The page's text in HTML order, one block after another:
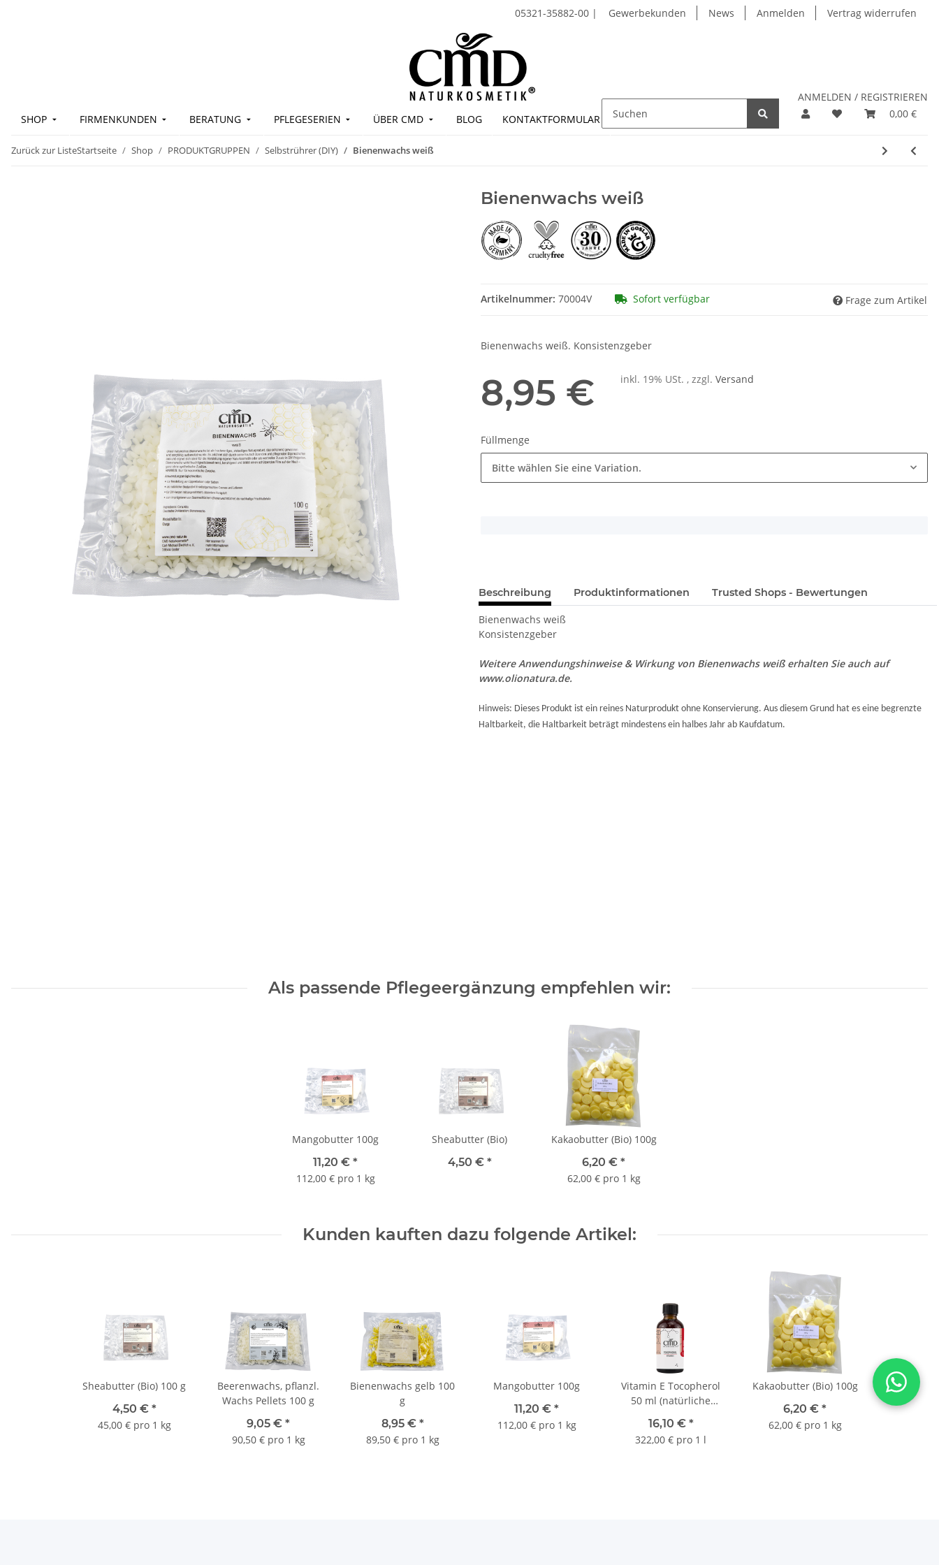
05321-35882-00 | Gewerbekunden News Anmelden Vertrag widerrufen
ANMELDEN / REGISTRIEREN
0,00 €
SHOP FIRMENKUNDEN BERATUNG PFLEGESERIEN ÜBER CMD BLOG KONTAKTFORMULAR
Zurück zur ListeStartseite Shop PRODUKTGRUPPEN Selbstrührer (DIY) Bienenwachs weiß
Bienenwachs weiß
Artikelnummer: 70004V Sofort verfügbar Frage zum Artikel
Bienenwachs weiß. Konsistenzgeber
8,95 € inkl. 19% USt. , zzgl. Versand
Füllmenge
Bitte wählen Sie eine Variation.
Beschreibung Produktinformationen Trusted Shops - Bewertungen
Bienenwachs weiß
Konsistenzgeber
Weitere Anwendungshinweise & Wirkung von Bienenwachs weiß erhalten Sie auch auf
www.olionatura.de.
Hinweis: Dieses Produkt ist ein reines Naturprodukt ohne Konservierung.Aus diesem Grund hat es eine begrenzte
Haltbarkeit,die Haltbarkeit beträgt mindestens ein halbes Jahr ab Kaufdatum.
Als passende Pflegeergänzung empfehlen wir:
Mangobutter 100g
11,20 € *
112,00 € pro 1 kg
Sheabutter (Bio)
4,50 € *
Kakaobutter (Bio) 100g
6,20 € *
62,00 € pro 1 kg
Kunden kauften dazu folgende Artikel:
Sheabutter (Bio) 100 g
4,50 € *
45,00 € pro 1 kg
Beerenwachs, pflanzl.
Wachs Pellets 100 g
9,05 € *
90,50 € pro 1 kg
Bienenwachs gelb 100
g
8,95 € *
89,50 € pro 1 kg
Mangobutter 100g
11,20 € *
112,00 € pro 1 kg
Vitamin E Tocopherol
50 ml (natürliche
16,10 € *
322,00 € pro 1 l
Kakaobutter (Bio) 100g
6,20 € *
62,00 € pro 1 kg